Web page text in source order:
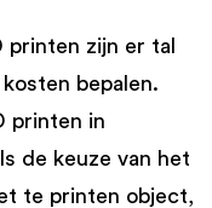
printen zijn er tal
bepalen.
printen in
de keuze van het
te printen object,